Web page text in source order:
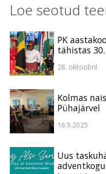
Loe seotud
PK
tähistas
28. oktoobril
Kolmas
Pühajärvel
16.9.2025
Uus